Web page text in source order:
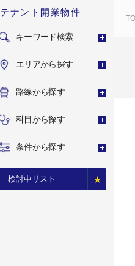
テナント開業物件
キーワード検索
エリアから探す
路線から探す
科目から探す
条件から探す
検討中リスト